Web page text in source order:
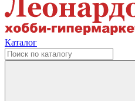
Каталог